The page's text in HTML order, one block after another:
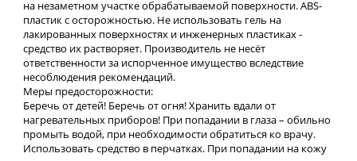
на незаметном участке обрабатываемой поверхности. ABS-
пластик с осторожностью. Не использовать гель на
лакированных поверхностях и инженерных пластиках -
средство их растворяет. Производитель не несёт
ответственности за испорченное имущество вследствие
несоблюдения рекомендаций.
Меры предосторожности:
Беречь от детей! Беречь от огня! Хранить вдали от
нагревательных приборов! При попадании в глаза – обильно
промыть водой, при необходимости обратиться ко врачу.
Использовать средство в перчатках. При попадании на кожу